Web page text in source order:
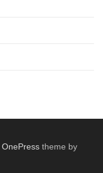
OnePresstheme by